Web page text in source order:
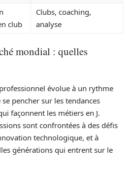
club
Clubs, coaching,
analyse
mondial : quelles
évolue à un rythme
pencher sur les tendances
façonnent les métiers en J.
sont confrontées à des défis
technologique, et à
générations qui entrent sur le